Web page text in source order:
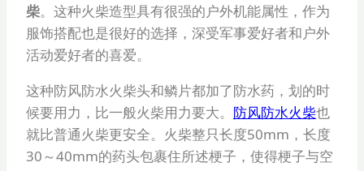
柴。这种火柴造型具有很强的户外机能属性，作为
服饰搭配也是很好的选择，深受军事爱好者和户外
活动爱好者的喜爱。
这种防风防水火柴头和鳞片都加了防水药，划的时
候要用力，比一般火柴用力要大。 防风防水火柴也
就比普通火柴更安全。火柴整只长度50mm，长度
30～40mm的药头包裹住所述梗子，使得梗子与空